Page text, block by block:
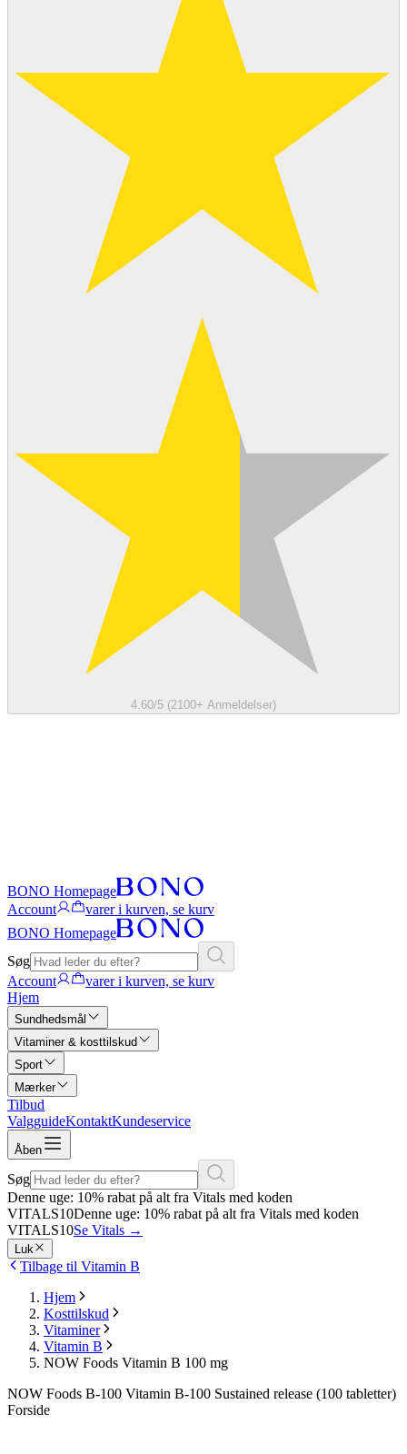
4.60/5 (2100+ Anmeldelser)
BONO Homepage
Account
varer i kurven, se kurv
BONO Homepage
Søg
Account
varer i kurven, se kurv
Hjem
Sundhedsmål
Vitaminer & kosttilskud
Sport
Mærker
Tilbud
ValgguideKontaktKundeservice
Åben
Søg
Denne uge: 10% rabat på alt fra Vitals med koden
VITALS10Denne uge: 10% rabat på alt fra Vitals med koden
VITALS10Se Vitals →
Luk
Tilbage til Vitamin B
Hjem
Kosttilskud
Vitaminer
Vitamin B
NOW Foods Vitamin B 100 mg
NOW Foods B-100 Vitamin B-100 Sustained release (100 tabletter)
Forside